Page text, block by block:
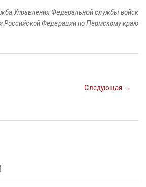
Управления Федеральной службы войск
Российской Федерации по Пермскому краю
Следующая →